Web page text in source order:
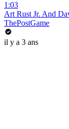
1:03
Art Rust Jr. And
ThePostGame
il y a 3 ans